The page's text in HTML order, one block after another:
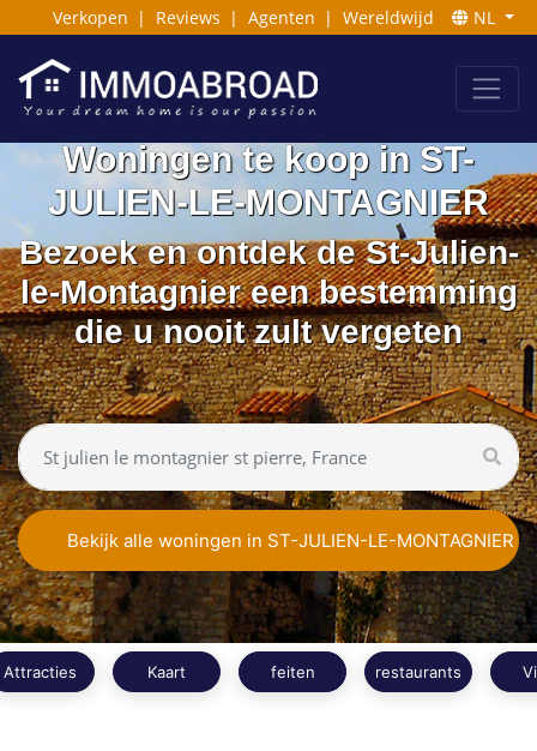
Verkopen | Reviews | Agenten | Wereldwijd NL
Woningen te koop in ST-
JULIEN-LE-MONTAGNIER
Bezoek en ontdek de St-Julien-
le-Montagnier een bestemming
die u nooit zult vergeten
Bekijk alle woningen in ST-JULIEN-LE-MONTAGNIER
Attracties Kaart feiten restaurants